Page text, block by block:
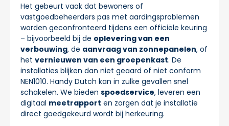
Het gebeurt vaak dat bewoners of
vastgoedbeheerders pas met aardingsproblemen
worden geconfronteerd tijdens een officiële keuring
– bijvoorbeeld bij de oplevering van een
verbouwing, de aanvraag van zonnepanelen, of
het vernieuwen van een groepenkast. De
installaties blijken dan niet geaard of niet conform
NEN1010. Handy Dutch kan in zulke gevallen snel
schakelen. We bieden spoedservice, leveren een
digitaal meetrapport en zorgen dat je installatie
direct goedgekeurd wordt bij herkeuring.